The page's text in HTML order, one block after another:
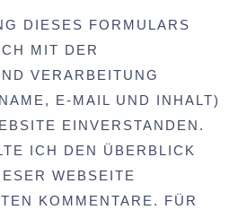
DIESES FORMULARS
MIT DER
VERARBEITUNG
E-MAIL UND INHALT)
EINVERSTANDEN.
ICH DEN ÜBERBLICK
WEBSEITE
KOMMENTARE. FÜR